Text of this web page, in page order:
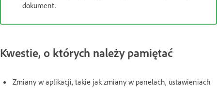
dokument.
Kwestie, o których należy pamiętać
Zmiany w aplikacji, takie jak zmiany w panelach, ustawieniach